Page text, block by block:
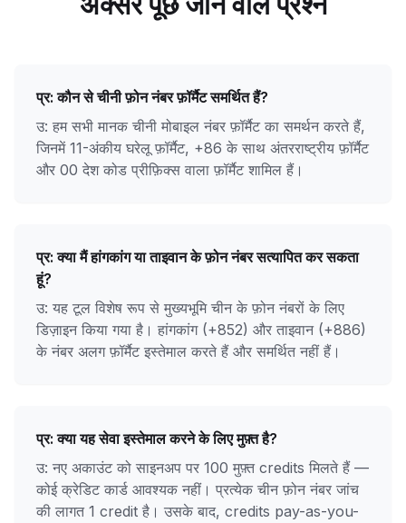
प्र: कौन से चीनी फ़ोन नंबर फ़ॉर्मैट समर्थित हैं?
उ: हम सभी मानक चीनी मोबाइल नंबर फ़ॉर्मैट का समर्थन करते हैं,
जिनमें 11-अंकीय घरेलू फ़ॉर्मैट, +86 के साथ अंतरराष्ट्रीय फ़ॉर्मैट
और 00 देश कोड प्रीफ़िक्स वाला फ़ॉर्मैट शामिल हैं।
प्र: क्या मैं हांगकांग या ताइवान के फ़ोन नंबर सत्यापित कर सकता
हूं?
उ: यह टूल विशेष रूप से मुख्यभूमि चीन के फ़ोन नंबरों के लिए
डिज़ाइन किया गया है। हांगकांग (+852) और ताइवान (+886)
के नंबर अलग फ़ॉर्मैट इस्तेमाल करते हैं और समर्थित नहीं हैं।
प्र: क्या यह सेवा इस्तेमाल करने के लिए मुफ़्त है?
उ: नए अकाउंट को साइनअप पर 100 मुफ़्त credits मिलते हैं —
कोई क्रेडिट कार्ड आवश्यक नहीं। प्रत्येक चीन फ़ोन नंबर जांच
की लागत 1 credit है। उसके बाद, credits pay-as-you-